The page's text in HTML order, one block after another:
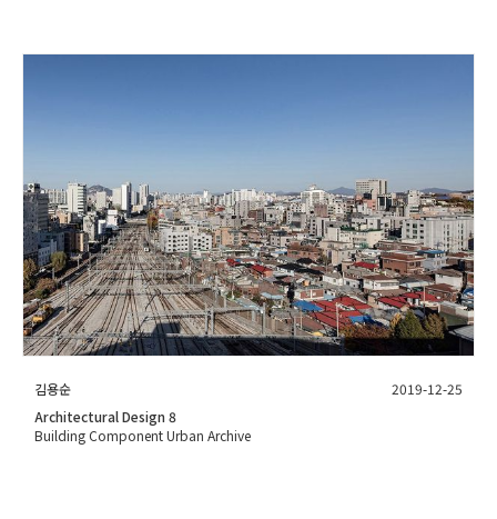
김용순
2019-12-25
Architectural Design 8
Building Component Urban Archive